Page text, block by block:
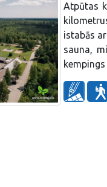
Atpūtas
istabās
sauna,